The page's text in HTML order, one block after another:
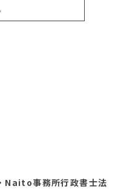
Naito事務所行政書士法